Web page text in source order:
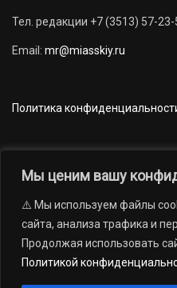
Мы ценим вашу
⚠️ Мы используем файлы
сайта, анализа трафика и
Продолжая использовать
Политикой
Тел. редакции +7 (3513) 57-23-
Email: mr@miasskiy.ru
Политика
Новости Наши
АРХИВ
16+
газеты «Миасский рабочий»;